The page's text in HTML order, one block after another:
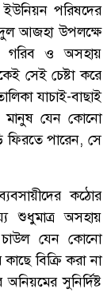
ইউনিয়ন পরিষদের
আজহা উপলক্ষে
গরিব ও অসহায়
সেই চেষ্টা করে
যাচাই-বাছাই
মানুষ যেন কোনো
ফিরতে পারেন, সে
কঠোর
শুধুমাত্র অসহায়
যেন কোনো
বিক্রি করা না
সুনির্দিষ্ট